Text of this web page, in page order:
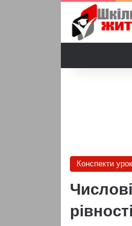
Конспекти